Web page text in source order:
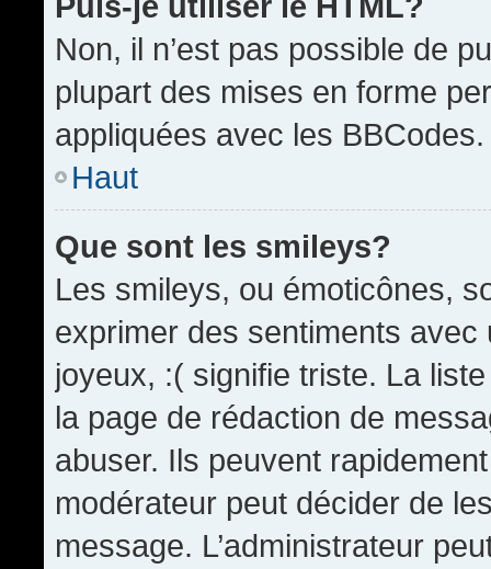
Non, il n’est pas possible de
plupart des mises en forme
appliquées avec les BBCodes.
Haut
Que sont les smileys?
Les smileys, ou émoticônes,
exprimer des sentiments
joyeux, :( signifie triste. La
la page de rédaction de
abuser. Ils peuvent
modérateur peut décider de
message. L’administrateur